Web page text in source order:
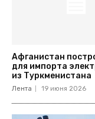
Афганистан
для импорта
из Туркменистана
Лента 19 июня 2026